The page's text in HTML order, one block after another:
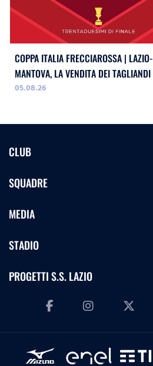
COPPA ITALIA FRECCIAROSSA | LAZIO-
MANTOVA, LA VENDITA DEI TAGLIANDI
05.08.26
CLUB
SQUADRE
MEDIA
STADIO
PROGETTI S.S. LAZIO